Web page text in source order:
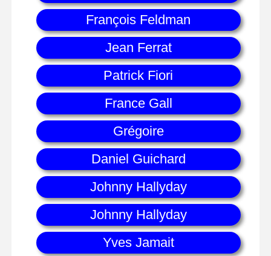
François Feldman
Jean Ferrat
Patrick Fiori
France Gall
Grégoire
Daniel Guichard
Johnny Hallyday
Johnny Hallyday
Yves Jamait